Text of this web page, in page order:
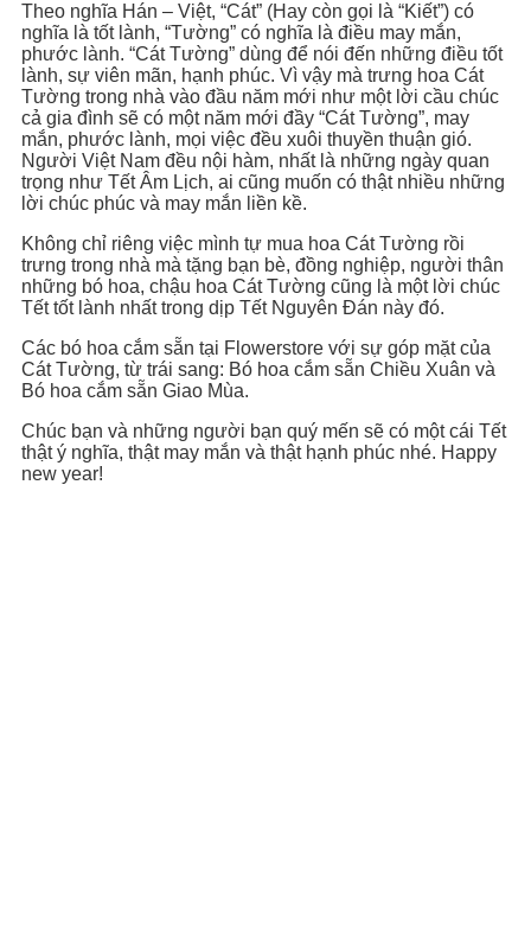
Theo nghĩa Hán – Việt, “Cát” (Hay còn gọi là “Kiết”) có
nghĩa là tốt lành, “Tường” có nghĩa là điều may mắn,
phước lành. “Cát Tường” dùng để nói đến những điều tốt
lành, sự viên mãn, hạnh phúc. Vì vậy mà trưng hoa Cát
Tường trong nhà vào đầu năm mới như một lời cầu chúc
cả gia đình sẽ có một năm mới đầy “Cát Tường”, may
mắn, phước lành, mọi việc đều xuôi thuyền thuận gió.
Người Việt Nam đều nội hàm, nhất là những ngày quan
trọng như Tết Âm Lịch, ai cũng muốn có thật nhiều những
lời chúc phúc và may mắn liền kề.
Không chỉ riêng việc mình tự mua hoa Cát Tường rồi
trưng trong nhà mà tặng bạn bè, đồng nghiệp, người thân
những bó hoa, chậu hoa Cát Tường cũng là một lời chúc
Tết tốt lành nhất trong dịp Tết Nguyên Đán này đó.
Các bó hoa cắm sẵn tại Flowerstore với sự góp mặt của
Cát Tường, từ trái sang: Bó hoa cắm sẵn Chiều Xuân và
Bó hoa cắm sẵn Giao Mùa.
Chúc bạn và những người bạn quý mến sẽ có một cái Tết
thật ý nghĩa, thật may mắn và thật hạnh phúc nhé. Happy
new year!